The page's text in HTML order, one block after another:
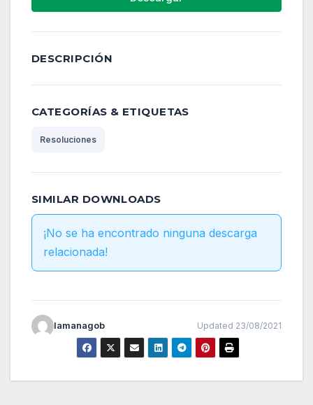
DESCRIPCIÓN
CATEGORÍAS & ETIQUETAS
Resoluciones
SIMILAR DOWNLOADS
¡No se ha encontrado ninguna descarga
relacionada!
lamanagob Updated 23/08/2021